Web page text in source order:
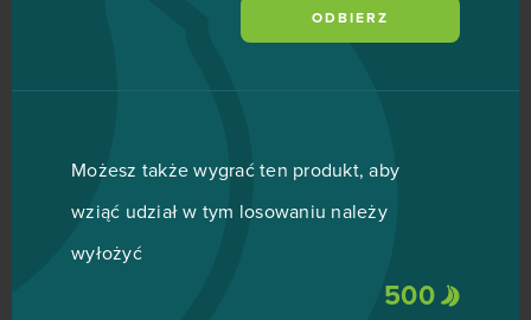
ODBIERZ
Możesz także wygrać ten produkt, aby
wziąć udział w tym losowaniu należy
wyłożyć
500